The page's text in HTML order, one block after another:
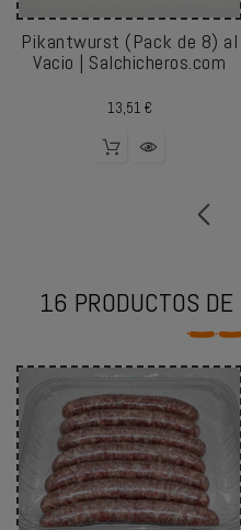
Pikantwurst (Pack de 8) al
Vacio | Salchicheros.com
13,51 €Precio
16 PRODUCTOS DE